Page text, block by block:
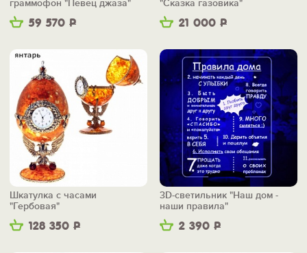
59 570 Р
граммофон "Певец джаза"
21 000 Р
"Сказка газовика"
128 350 Р
Шкатулка с часами
"Гербовая"
2 390 Р
3D-светильник "Наш дом -
наши правила"